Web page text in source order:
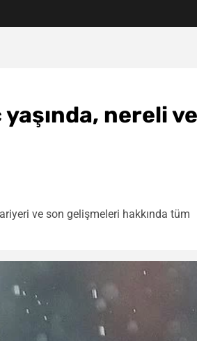
nereli ve
ve son gelişmeleri hakkında tüm